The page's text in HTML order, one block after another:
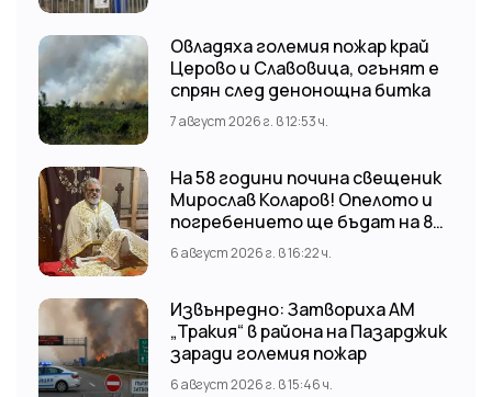
Овладяха големия пожар край
Церово и Славовица, огънят е
спрян след денонощна битка
7 август 2026 г. в 12:53 ч.
На 58 години почина свещеник
Мирослав Коларов! Опелото и
погребението ще бъдат на 8
август (събота) от 11:00 часа в
храм “Св. Св. Козма и Дамян”, гр.
6 август 2026 г. в 16:22 ч.
Извънредно: Затвориха АМ
„Тракия“ в района на Пазарджик
заради големия пожар
6 август 2026 г. в 15:46 ч.